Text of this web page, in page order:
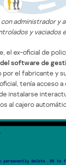
administrador y
y vaciados
el ex-oficial de
software de
el fabricante y
tenía acceso
instalarse
al cajero